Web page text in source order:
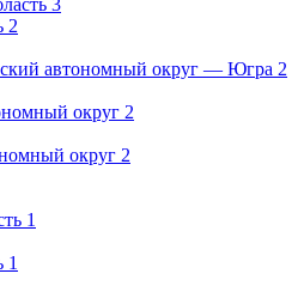
3
2
автономный округ — Югра 2
округ 2
округ 2
1
1